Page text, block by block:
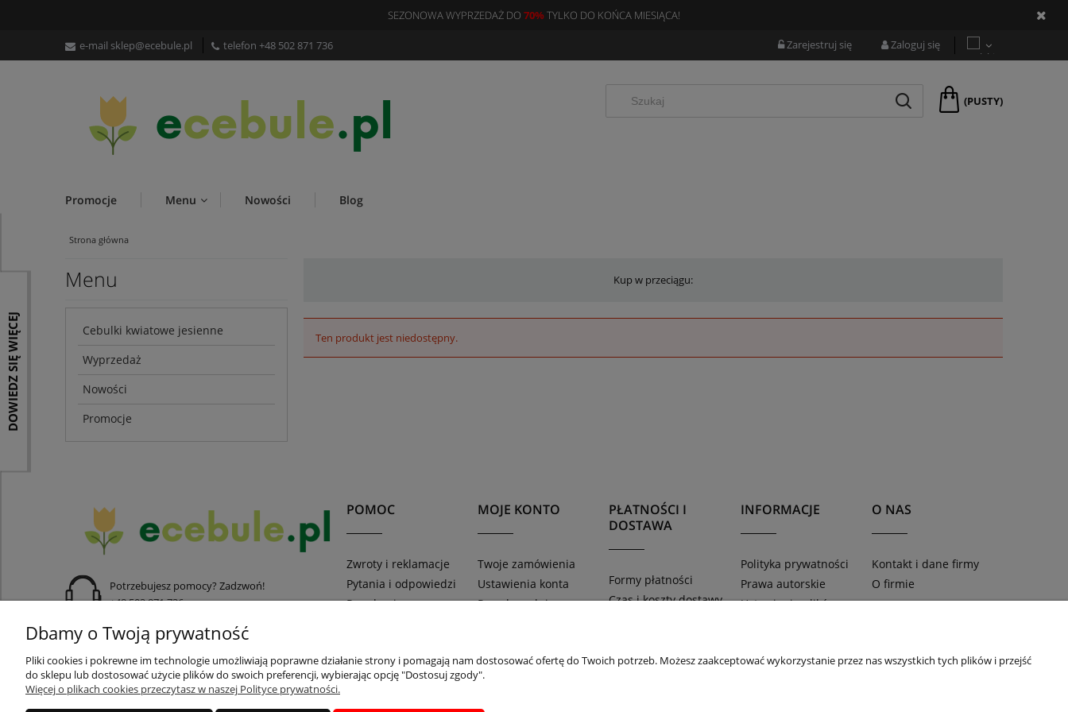
SEZONOWA WYPRZEDAŻ DO 70%TYLKO DO KOŃCA MIESIĄCA!
e-mail sklep@ecebule.pl telefon +48 502 871 736 Zarejestruj się Zaloguj się
(PUSTY)
Promocje Menu Nowości Blog
Strona główna
Menu
Cebulki kwiatowe jesienne
Wyprzedaż
Nowości
Promocje
Kup w przeciągu:
Ten produkt jest niedostępny.
DOWIEDZ SIĘ WIĘCEJ
Potrzebujesz pomocy? Zadzwoń!
+48 502 871 736
adres:
ul. Rumiankowa 54, 54-512 Wrocław
POMOC
Zwroty i reklamacje
Pytania i odpowiedzi
Regulamin
MOJE KONTO
Twoje zamówienia
Ustawienia konta
Przechowalnia
PŁATNOŚCI I
DOSTAWA
Formy płatności
Czas i koszty dostawy
INFORMACJE
Polityka prywatności
Prawa autorskie
Ustawienia plików
O NAS
Kontakt i dane firmy
O firmie
Dbamy o Twoją prywatność
Pliki cookies i pokrewne im technologie umożliwiają poprawne działanie strony i pomagają nam dostosować ofertę do Twoich potrzeb. Możesz zaakceptować wykorzystanie przez nas wszystkich tych plików i przejść
do sklepu lub dostosować użycie plików do swoich preferencji, wybierając opcję "Dostosuj zgody".
Więcej o plikach cookies przeczytasz w naszej Polityce prywatności.